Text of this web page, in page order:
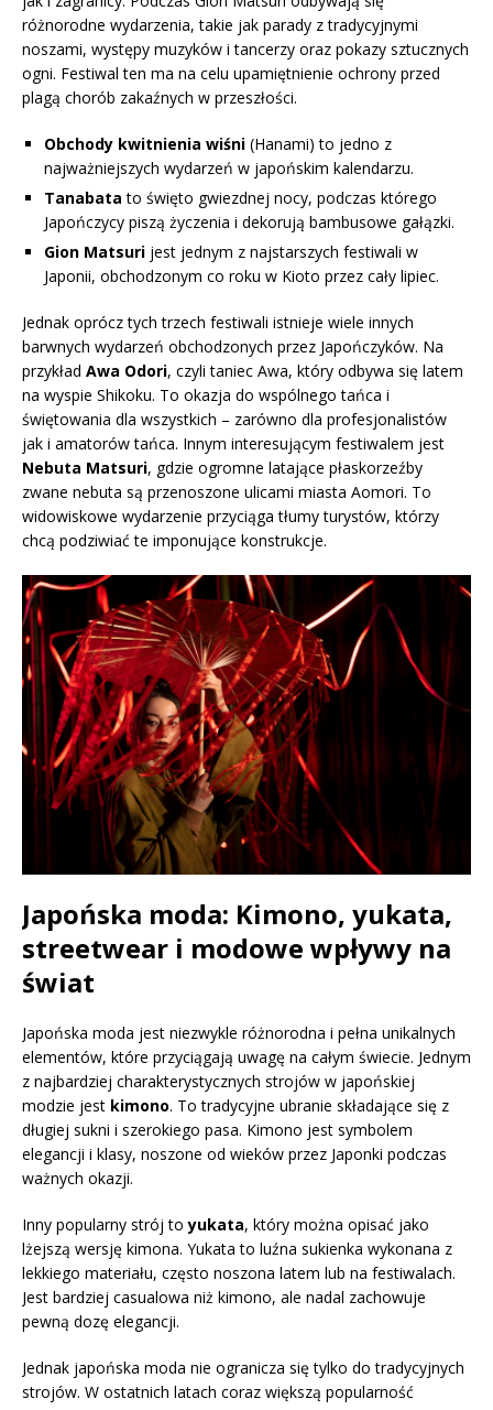
różnorodne wydarzenia, takie jak parady z tradycyjnymi
noszami, występy muzyków i tancerzy oraz pokazy sztucznych
ogni. Festiwal ten ma na celu upamiętnienie ochrony przed
plagą chorób zakaźnych w przeszłości.
Obchody kwitnienia wiśni (Hanami) to jedno z
najważniejszych wydarzeń w japońskim kalendarzu.
Tanabata to święto gwiezdnej nocy, podczas którego
Japończycy piszą życzenia i dekorują bambusowe gałązki.
Gion Matsuri jest jednym z najstarszych festiwali w
Japonii, obchodzonym co roku w Kioto przez cały lipiec.
Jednak oprócz tych trzech festiwali istnieje wiele innych
barwnych wydarzeń obchodzonych przez Japończyków. Na
przykład Awa Odori, czyli taniec Awa, który odbywa się latem
na wyspie Shikoku. To okazja do wspólnego tańca i
świętowania dla wszystkich – zarówno dla profesjonalistów
jak i amatorów tańca. Innym interesującym festiwalem jest
Nebuta Matsuri, gdzie ogromne latające płaskorzeźby
zwane nebuta są przenoszone ulicami miasta Aomori. To
widowiskowe wydarzenie przyciąga tłumy turystów, którzy
chcą podziwiać te imponujące konstrukcje.
Japońska moda: Kimono, yukata,
streetwear i modowe wpływy na
świat
Japońska moda jest niezwykle różnorodna i pełna unikalnych
elementów, które przyciągają uwagę na całym świecie. Jednym
z najbardziej charakterystycznych strojów w japońskiej
modzie jest kimono. To tradycyjne ubranie składające się z
długiej sukni i szerokiego pasa. Kimono jest symbolem
elegancji i klasy, noszone od wieków przez Japonki podczas
ważnych okazji.
Inny popularny strój toyukata, który można opisać jako
lżejszą wersję kimona. Yukata to luźna sukienka wykonana z
lekkiego materiału, często noszona latem lub na festiwalach.
Jest bardziej casualowa niż kimono, ale nadal zachowuje
pewną dozę elegancji.
Jednak japońska moda nie ogranicza się tylko do tradycyjnych
strojów. W ostatnich latach coraz większą popularność